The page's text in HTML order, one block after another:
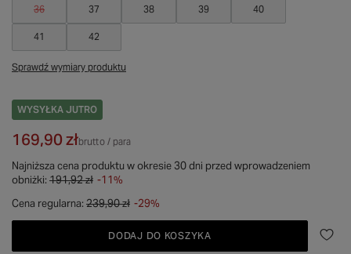
36 37 38 39 40
41 42
Sprawdź wymiary produktu
WYSYŁKA JUTRO
169,90 złbrutto/ para
Najniższa cena produktu w okresie 30 dni przed wprowadzeniem
obniżki: 191,92 zł -11%
Cena regularna: 239,90 zł -29%
DODAJ DO KOSZYKA